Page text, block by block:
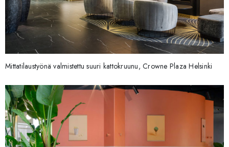
Mittatilaustyönä valmistettu suuri kattokruunu, Crowne Plaza Helsinki